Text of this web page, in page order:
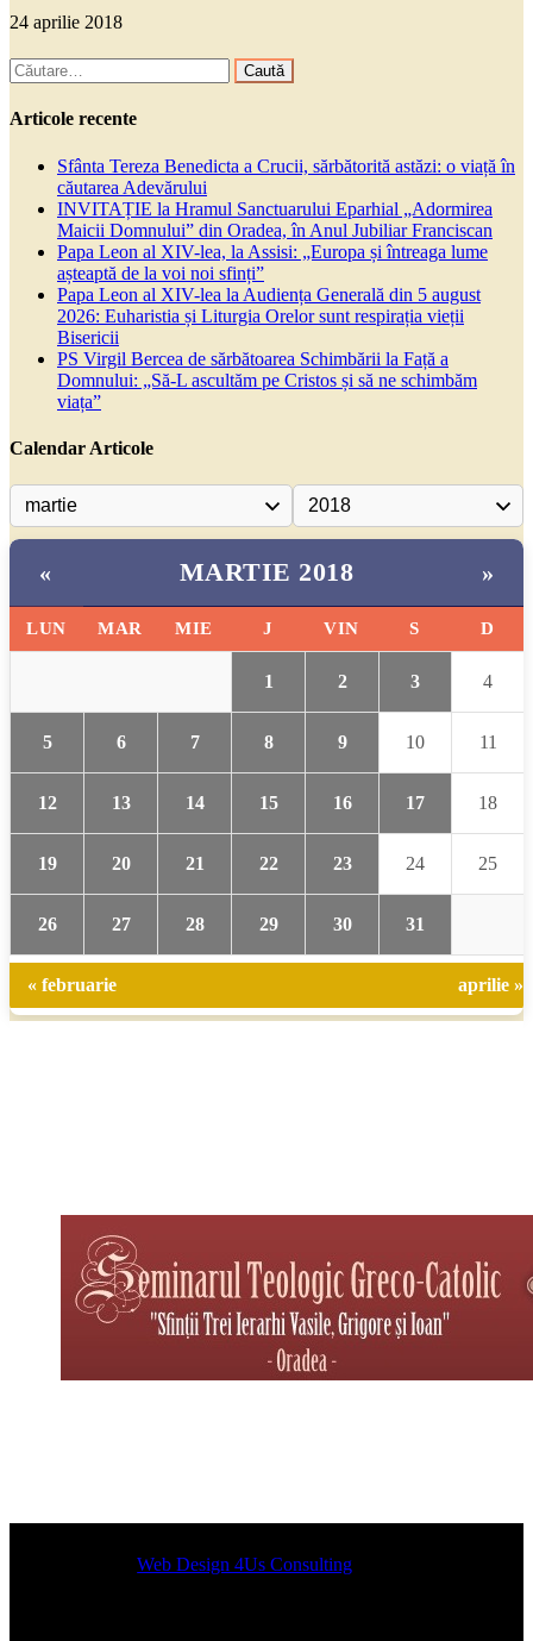
24 aprilie 2018
Caută
după:
Articole recente
Sfânta Tereza Benedicta a Crucii, sărbătorită astăzi: o viață în
căutarea Adevărului
INVITAȚIE la Hramul Sanctuarului Eparhial „Adormirea
Maicii Domnului” din Oradea, în Anul Jubiliar Franciscan
Papa Leon al XIV-lea, la Assisi: „Europa și întreaga lume
așteaptă de la voi noi sfinți”
Papa Leon al XIV-lea la Audiența Generală din 5 august
2026: Euharistia și Liturgia Orelor sunt respirația vieții
Bisericii
PS Virgil Bercea de sărbătoarea Schimbării la Față a
Domnului: „Să-L ascultăm pe Cristos și să ne schimbăm
viața”
Calendar Articole
« MARTIE 2018 »
LUN MAR MIE J VIN S D
1 2 3 4
5 6 7 8 9 10 11
12 13 14 15 16 17 18
19 20 21 22 23 24 25
26 27 28 29 30 31
« februarie aprilie »
Designed byWeb Design 4Us Consulting